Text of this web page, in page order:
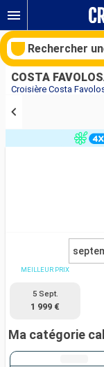
COSTA
MEILLEUR PRIX
5 Sept.
1 999 €
Ma catégorie
Rechercher